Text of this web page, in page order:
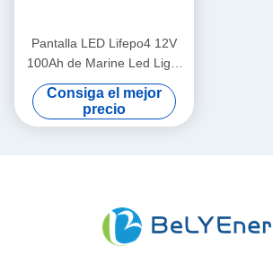
Pantalla LED Lifepo4 12V
100Ah de Marine Led Light
Lithium Battery
Consiga el mejor
precio